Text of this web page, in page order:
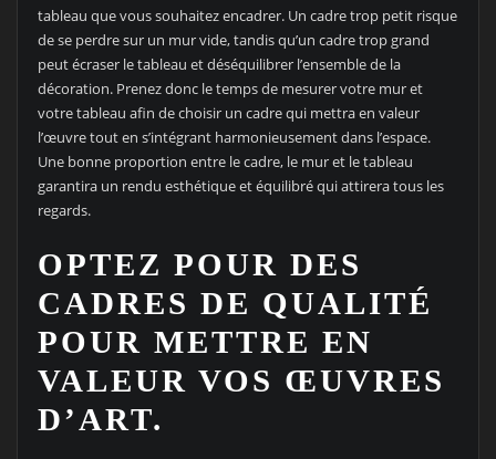
tableau que vous souhaitez encadrer. Un cadre trop petit risque
de se perdre sur un mur vide, tandis qu’un cadre trop grand
peut écraser le tableau et déséquilibrer l’ensemble de la
décoration. Prenez donc le temps de mesurer votre mur et
votre tableau afin de choisir un cadre qui mettra en valeur
l’œuvre tout en s’intégrant harmonieusement dans l’espace.
Une bonne proportion entre le cadre, le mur et le tableau
garantira un rendu esthétique et équilibré qui attirera tous les
regards.
OPTEZ POUR DES
CADRES DE QUALITÉ
POUR METTRE EN
VALEUR VOS ŒUVRES
D’ART.